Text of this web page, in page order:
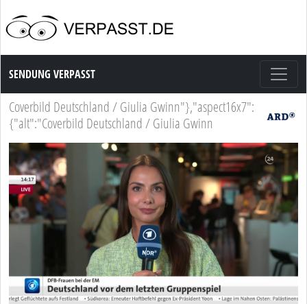
Sendung Verpasst
SENDUNG VERPASST
Coverbild Deutschland / Giulia Gwinn"},"aspect16x7":
{"alt":"Coverbild Deutschland / Giulia Gwinn